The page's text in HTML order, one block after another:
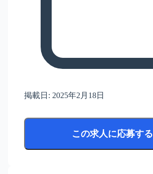
掲載日: 2025年2月18日
この求人に応募する